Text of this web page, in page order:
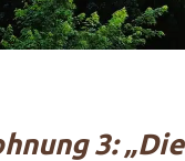
3: „Die